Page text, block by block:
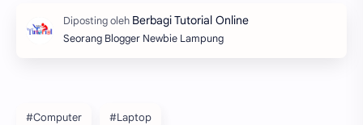
Seorang Blogger Newbie Lampung
#Computer #Laptop